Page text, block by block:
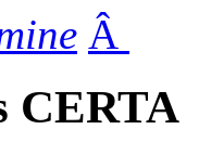
Â
CERTA